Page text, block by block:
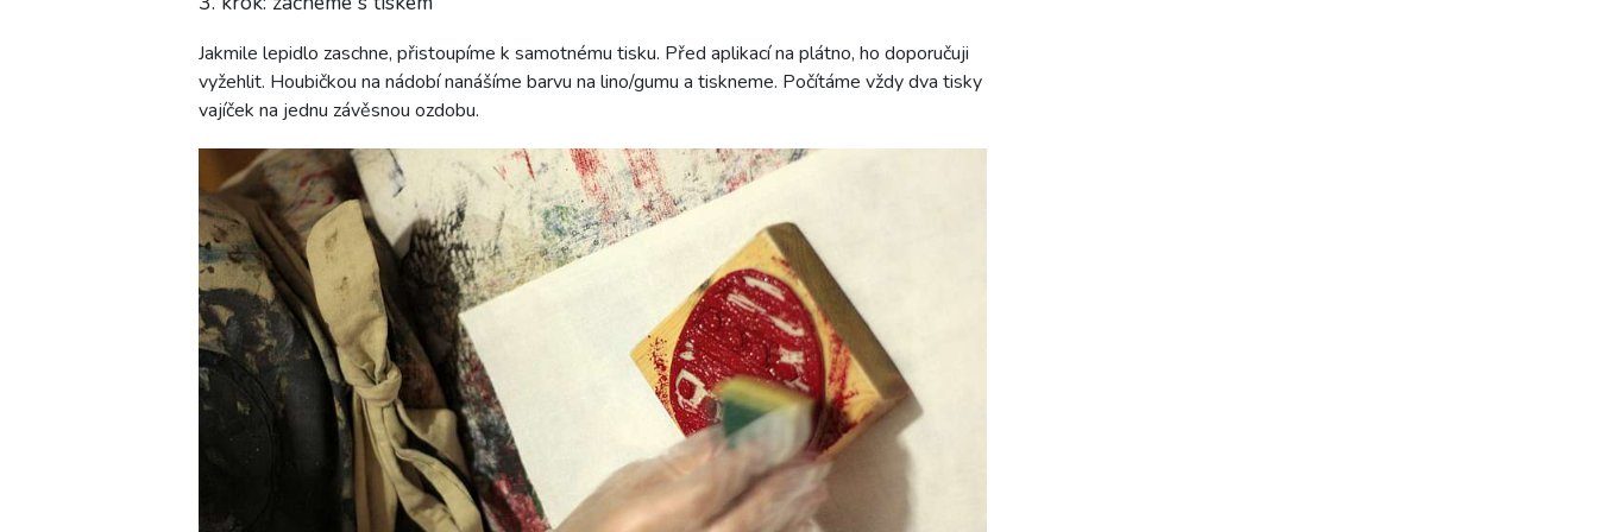
Jakmile lepidlo zaschne, přistoupíme k samotnému tisku. Před aplikací na plátno, ho doporučuji
vyžehlit. Houbičkou na nádobí nanášíme barvu na lino/gumu a tiskneme. Počítáme vždy dva tisky
vajíček na jednu závěsnou ozdobu.